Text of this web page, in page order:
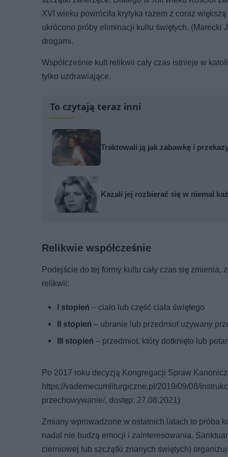
XVI wieku powróciła krytyka razem z coraz
ukrócono próby eliminacji kultu świętych. (Marecki
drogami.
Współcześnie kult relikwii cały czas istnieje w
tylko uzdrawiające.
To czytają teraz inni
Traktowali ją jak zabawkę i
Kazali jej rozbierać się w niemal
Relikwie współcześnie
Podejście do tej formy kultu cały czas się zmienia,
relikwii:
I stopień – ciało lub część ciała świętego
II stopień – ubranie lub przedmiot używany
III stopień – przedmiot, który dotknięto lub
Po 2017 roku decyzją Kongregacji Spraw
https://vademecumliturgiczne.pl/2019/09/08/
przechowywanie/, dostęp: 27.08.2021)
Zmiany wprowadzone w ostatnich latach to próba
nadal nie budzą emocji i zainteresowania.
cierniowej lub szczątki znanych świętych)